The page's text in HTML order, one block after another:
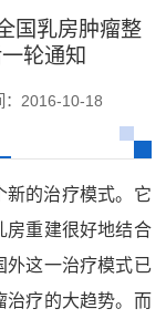
国乳房肿瘤整
轮通知
：2016-10-18
新的治疗模式。它
房重建很好地结合
外这一治疗模式已
治疗的大趋势。而